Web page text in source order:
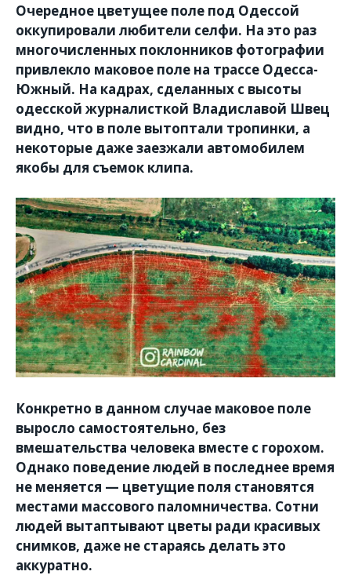
Очередное цветущее поле под Одессой
оккупировали любители селфи. На это раз
многочисленных поклонников фотографии
привлекло маковое поле на трассе Одесса-
Южный. На кадрах, сделанных с высоты
одесской журналисткой Владиславой Швец
видно, что в поле вытоптали тропинки, а
некоторые даже заезжали автомобилем
якобы для съемок клипа.
Конкретно в данном случае маковое поле
выросло самостоятельно, без
вмешательства человека вместе с горохом.
Однако поведение людей в последнее время
не меняется — цветущие поля становятся
местами массового паломничества. Сотни
людей вытаптывают цветы ради красивых
снимков, даже не стараясь делать это
аккуратно.